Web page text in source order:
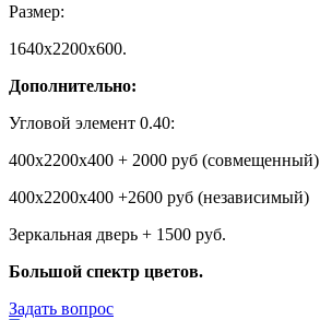
Размер:
1640х2200х600.
Дополнительно:
Угловой элемент 0.40:
400х2200х400 + 2000 руб (совмещенный)
400х2200х400 +2600 руб (независимый)
Зеркальная дверь + 1500 руб.
Большой спектр цветов.
Задать вопрос